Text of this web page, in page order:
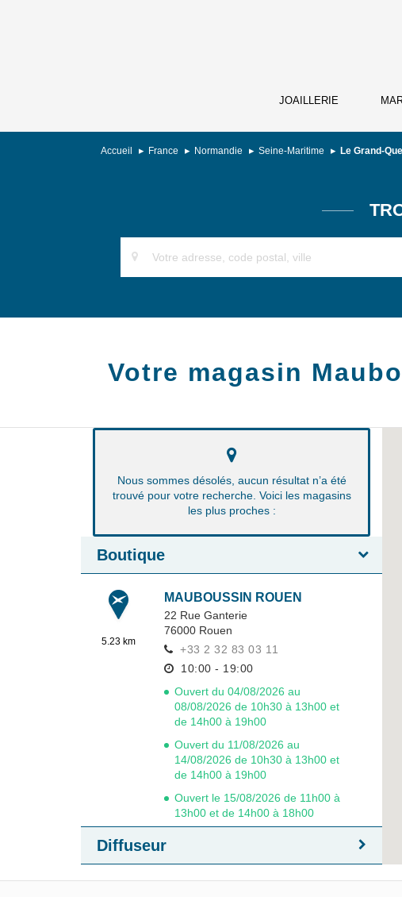
JOAILLERIE
Accueil France Normandie Seine-Maritime Le Grand-
Votre magasin
Nous sommes désolés, aucun résultat n’a été
trouvé pour votre recherche. Voici les magasins
les plus proches :
Boutique
5.23 km
MAUBOUSSIN ROUEN
22 Rue Ganterie
76000 Rouen
+33 2 32 83 03 11
10:00 - 19:00
Ouvert du 04/08/2026 au
08/08/2026 de 10h30 à 13h00 et
de 14h00 à 19h00
Ouvert du 11/08/2026 au
14/08/2026 de 10h30 à 13h00 et
de 14h00 à 19h00
Ouvert le 15/08/2026 de 11h00 à
13h00 et de 14h00 à 18h00
de 14h00 à 19h00
Diffuseur